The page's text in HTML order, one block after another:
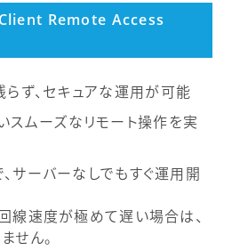
Remote Access
ず、セキュアな運用が可能
スムーズなリモート操作を実
、サーバーなしでもすぐ運用開
線速度が極めて遅い場合は、
せん。